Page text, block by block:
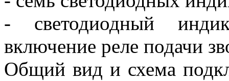
- светодиодный
включение реле подачи
Общий вид и схема